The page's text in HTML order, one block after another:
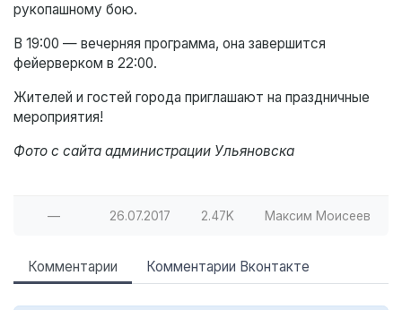
рукопашному бою.
В 19:00 — вечерняя программа, она завершится
фейерверком в 22:00.
Жителей и гостей города приглашают на праздничные
мероприятия!
Фото с сайта администрации Ульяновска
— 26.07.2017 2.47K Максим Моисеев
Комментарии Комментарии Вконтакте